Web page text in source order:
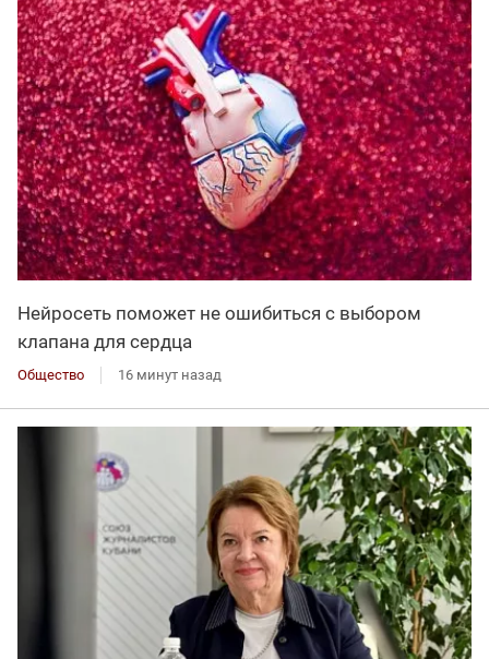
Нейросеть поможет не ошибиться с выбором
клапана для сердца
Общество 16 минут назад